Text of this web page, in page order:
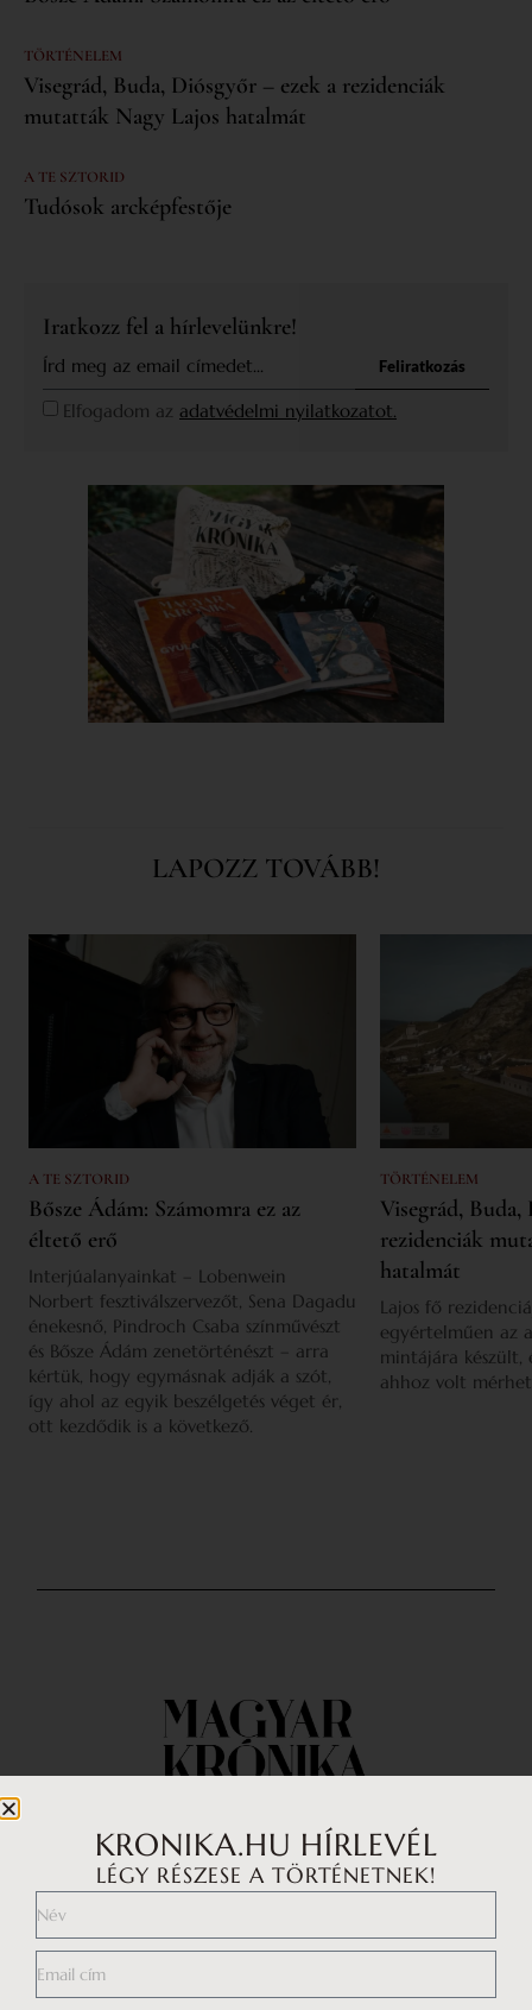
TÖRTÉNELEM
Visegrád, Buda, Diósgyőr – ezek a rezidenciák
mutatták Nagy Lajos hatalmát
A TE SZTORID
Tudósok arcképfestője
Iratkozz fel a hírlevelünkre!
Elfogadom az adatvédelmi nyilatkozatot.
Feliratkozás
LAPOZZ TOVÁBB!
A TE SZTORID
Bősze Ádám: Számomra ez az
éltető erő
Interjúalanyainkat – Lobenwein
Norbert fesztiválszervezőt, Sena Dagadu
énekesnő, Pindroch Csaba színművészt
és Bősze Ádám zenetörténészt – arra
kértük, hogy egymásnak adják a szót,
így ahol az egyik beszélgetés véget ér,
ott kezdődik is a következő.
TÖRTÉNELEM
Visegrád,
rezidenciák
hatalmát
Lajos fő
egyértelműen az
mintájára készült,
ahhoz volt
Impresszum
Általános Szerződési Feltételek
KRONIKA.HU HÍRLEVÉL
LÉGY RÉSZESE A TÖRTÉNETNEK!